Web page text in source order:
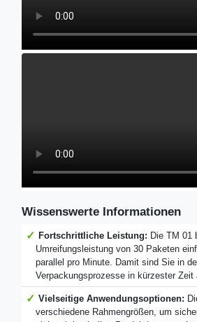
Wissenswerte Informationen
Fortschrittliche Leistung: Die TM 01
Umreifungsleistung von 30 Paketen
parallel pro Minute. Damit sind Sie in
Verpackungsprozesse in kürzester Zeit
Vielseitige Anwendungsoptionen:
verschiedene Rahmengrößen, um